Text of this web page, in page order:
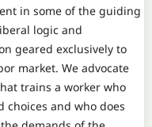
in some of the guiding
logic and
geared exclusively to
market. We advocate
trains a worker who
choices and who does